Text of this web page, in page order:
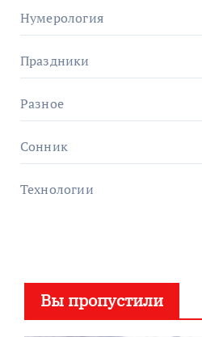
Нумерология
Праздники
Разное
Сонник
Технологии
Вы пропустили